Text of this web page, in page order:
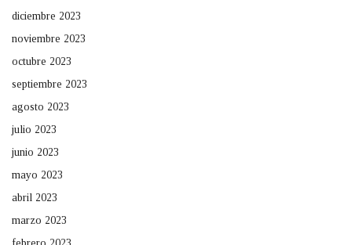
diciembre 2023
noviembre 2023
octubre 2023
septiembre 2023
agosto 2023
julio 2023
junio 2023
mayo 2023
abril 2023
marzo 2023